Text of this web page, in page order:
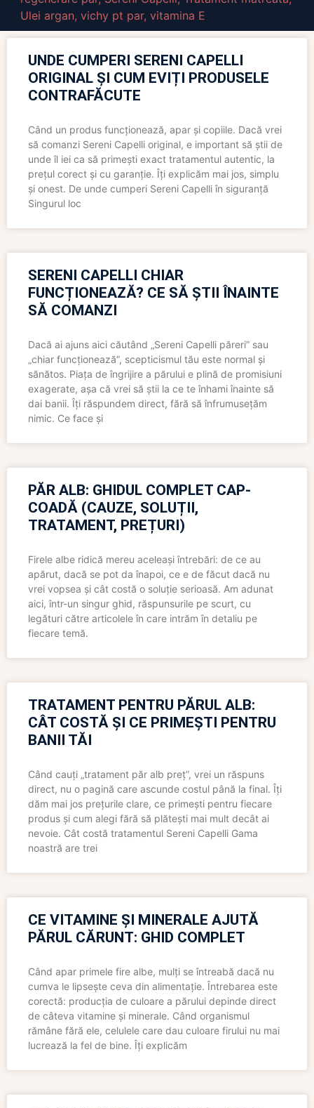
Ulei argan, vichy pt par, vitamina E
UNDE CUMPERI SERENI CAPELLI
ORIGINAL ȘI CUM EVIȚI PRODUSELE
CONTRAFĂCUTE
Când un produs funcționează, apar și copiile. Dacă vrei
să comanzi Sereni Capelli original, e important să știi de
unde îl iei ca să primești exact tratamentul autentic, la
prețul corect și cu garanție. Îți explicăm mai jos, simplu
și onest. De unde cumperi Sereni Capelli în siguranță
Singurul loc
SERENI CAPELLI CHIAR
FUNCȚIONEAZĂ? CE SĂ ȘTII ÎNAINTE
SĂ COMANZI
Dacă ai ajuns aici căutând „Sereni Capelli păreri” sau
„chiar funcționează”, scepticismul tău este normal și
sănătos. Piața de îngrijire a părului e plină de promisiuni
exagerate, așa că vrei să știi la ce te înhami înainte să
dai banii. Îți răspundem direct, fără să înfrumusețăm
nimic. Ce face și
PĂR ALB: GHIDUL COMPLET CAP-
COADĂ (CAUZE, SOLUȚII,
TRATAMENT, PREȚURI)
Firele albe ridică mereu aceleași întrebări: de ce au
apărut, dacă se pot da înapoi, ce e de făcut dacă nu
vrei vopsea și cât costă o soluție serioasă. Am adunat
aici, într-un singur ghid, răspunsurile pe scurt, cu
legături către articolele în care intrăm în detaliu pe
fiecare temă.
TRATAMENT PENTRU PĂRUL ALB:
CÂT COSTĂ ȘI CE PRIMEȘTI PENTRU
BANII TĂI
Când cauți „tratament păr alb preț”, vrei un răspuns
direct, nu o pagină care ascunde costul până la final. Îți
dăm mai jos prețurile clare, ce primești pentru fiecare
produs și cum alegi fără să plătești mai mult decât ai
nevoie. Cât costă tratamentul Sereni Capelli Gama
noastră are trei
CE VITAMINE ȘI MINERALE AJUTĂ
PĂRUL CĂRUNT: GHID COMPLET
Când apar primele fire albe, mulți se întreabă dacă nu
cumva le lipsește ceva din alimentație. Întrebarea este
corectă: producția de culoare a părului depinde direct
de câteva vitamine și minerale. Când organismul
rămâne fără ele, celulele care dau culoare firului nu mai
lucrează la fel de bine. Îți explicăm